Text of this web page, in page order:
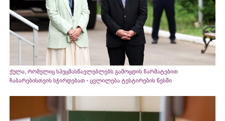
ქულა, რომელიც სპეცმასწავლებლებს გამოცდის წარმატებით
ჩაბარებისთვის სჭირდებათ - ცვლილება ტესტირების წესში